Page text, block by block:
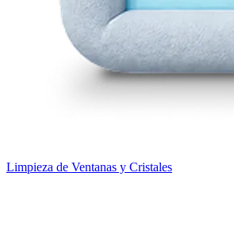
Limpieza de Ventanas y Cristales